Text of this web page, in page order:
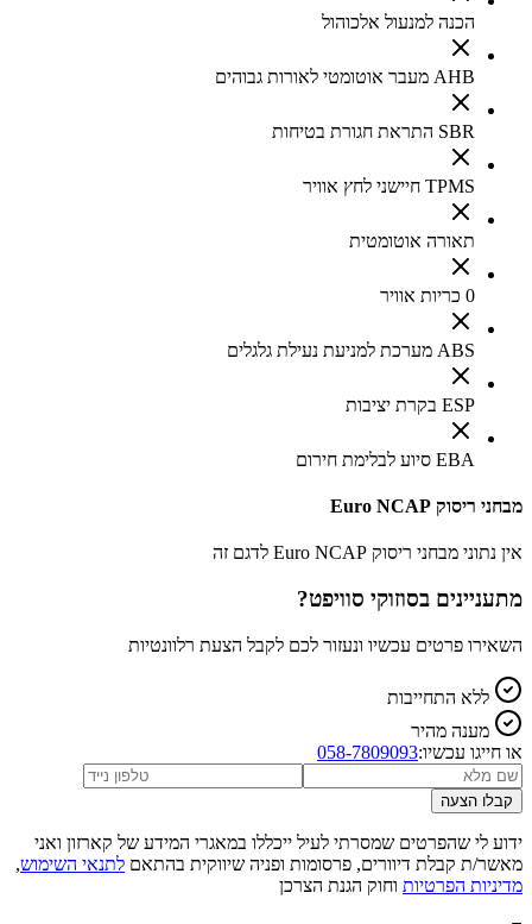
הכנה למנעול אלכוהול
AHB מעבר אוטומטי לאורות גבוהים
SBR התראת חגורת בטיחות
TPMS חיישני לחץ אוויר
תאורה אוטומטית
0 כריות אוויר
ABS מערכת למניעת נעילת גלגלים
ESP בקרת יציבות
EBA סיוע לבלימת חירום
מבחני ריסוק Euro NCAP
אין נתוני מבחני ריסוק Euro NCAP לדגם זה
מתעניינים בסוזוקי סוויפט?
השאירו פרטים עכשיו ונעזור לכם לקבל הצעת רלוונטיות
ללא התחייבות
מענה מהיר
או חייגו עכשיו:058-7809093
קבלו הצעה
ידוע לי שהפרטים שמסרתי לעיל ייכללו במאגרי המידע של קארזון ואני
מאשר/ת קבלת דיוורים, פרסומות ופניה שיווקית בהתאם לתנאי השימוש,
מדיניות הפרטיות וחוק הגנת הצרכן